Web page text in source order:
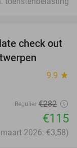
59%
check out
9.9 star
Regulier €282
€115
2026: €3,58)